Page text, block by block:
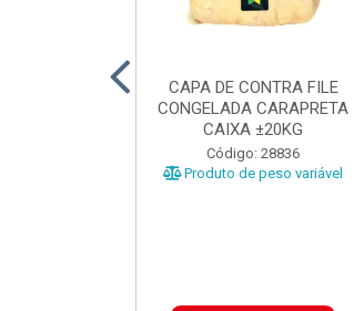
CAPA DE CONTRA FILE
CONGELADA CARAPRETA
CAIXA ±20KG
Código: 28836
Produto de peso variável